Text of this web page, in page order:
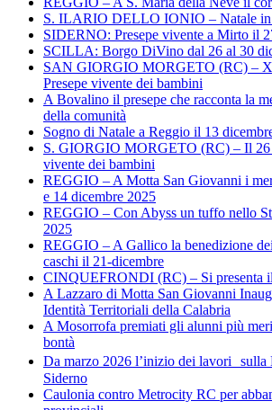
S. ILARIO DELLO IONIO – Natale in
SIDERNO: Presepe vivente a Mirto il
SCILLA: Borgo DiVino dal 26 al 30
SAN GIORGIO MORGETO (RC) –
Presepe vivente dei bambini
A Bovalino il presepe che racconta la
della comunità
Sogno di Natale a Reggio il 13
S. GIORGIO MORGETO (RC) – Il 26
vivente dei bambini
REGGIO – A Motta San Giovanni i
e 14 dicembre 2025
REGGIO – Con Abyss un tuffo nello
2025
REGGIO – A Gallico la benedizione
caschi il 21-dicembre
CINQUEFRONDI (RC) – Si presenta
A Lazzaro di Motta San Giovanni
Identità Territoriali della Calabria
A Mosorrofa premiati gli alunni più
bontà
Da marzo 2026 l’inizio dei lavori sulla
Siderno
Caulonia contro Metrocity RC per